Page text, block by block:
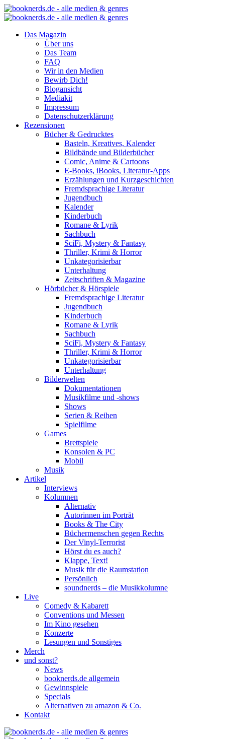
Das Magazin
Über uns
Das Team
FAQ
Wir in den Medien
Bewirb Dich!
Blogansicht
Mediakit
Impressum
Datenschutzerklärung
Rezensionen
Bücher & Gedrucktes
Basteln, Kreatives, Kalender
Bildbände und Bilderbücher
Comic, Anime & Cartoons
E-Books, iBooks, Literatur-Apps
Erzählungen und Kurzgeschichten
Fremdsprachige Literatur
Jugendbuch
Kalender
Kinderbuch
Romane & Lyrik
Sachbuch
SciFi, Mystery & Fantasy
Thriller, Krimi & Horror
Unkategorisierbar
Unterhaltung
Zeitschriften & Magazine
Hörbücher & Hörspiele
Fremdsprachige Literatur
Jugendbuch
Kinderbuch
Romane & Lyrik
Sachbuch
SciFi, Mystery & Fantasy
Thriller, Krimi & Horror
Unkategorisierbar
Unterhaltung
Bilderwelten
Dokumentationen
Musikfilme und -shows
Shows
Serien & Reihen
Spielfilme
Games
Brettspiele
Konsolen & PC
Mobil
Musik
Artikel
Interviews
Kolumnen
Alternativ
Autorinnen im Porträt
Books & The City
Büchermenschen gegen Rechts
Der Vinyl-Terrorist
Hörst du es auch?
Klappe, Text!
Musik für die Raumstation
Persönlich
soundnerds – die Musikkolumne
Live
Comedy & Kabarett
Conventions und Messen
Im Kino gesehen
Konzerte
Lesungen und Sonstiges
Merch
und sonst?
News
booknerds.de allgemein
Gewinnspiele
Specials
Alternativen zu amazon & Co.
Kontakt